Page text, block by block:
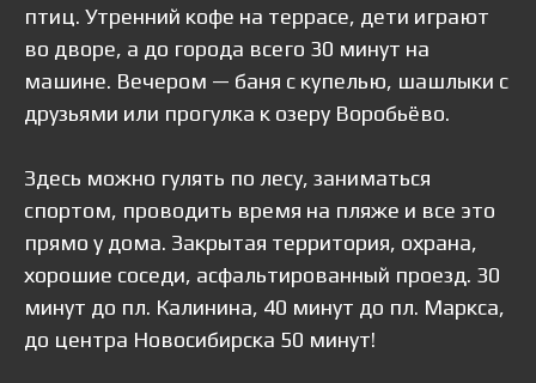
птиц. Утренний кофе на террасе, дети играют
во дворе, а до города всего 30 минут на
машине. Вечером — баня с купелью, шашлыки с
друзьями или прогулка к озеру Воробьёво.
Здесь можно гулять по лесу, заниматься
спортом, проводить время на пляже и все это
прямо у дома. Закрытая территория, охрана,
хорошие соседи, асфальтированный проезд. 30
минут до пл. Калинина, 40 минут до пл. Маркса,
до центра Новосибирска 50 минут!